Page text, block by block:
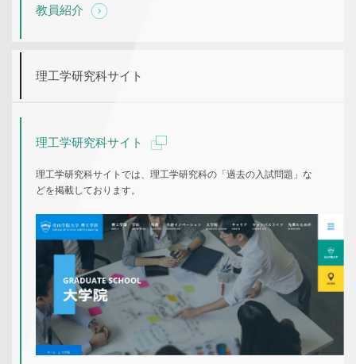
教員紹介
理工学研究科サイト
理工学研究科サイト
理工学研究科サイトでは、理工学研究科の「過去の入試問題」な
どを掲載しております。